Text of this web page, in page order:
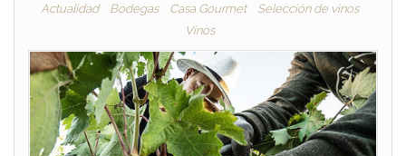
Actualidad Bodegas Casa Gourmet
Selección de vinos
Vinos